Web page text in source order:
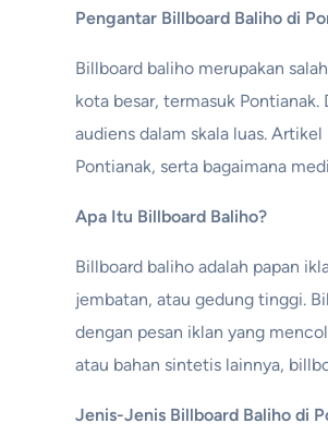
Pengantar Billboard Baliho di
Billboard baliho merupakan
kota besar, termasuk
audiens dalam skala luas.
Pontianak, serta bagaimana
Apa Itu Billboard Baliho?
Billboard baliho adalah papan
jembatan, atau gedung tinggi.
dengan pesan iklan yang
atau bahan sintetis lainnya,
Jenis-Jenis Billboard Baliho di